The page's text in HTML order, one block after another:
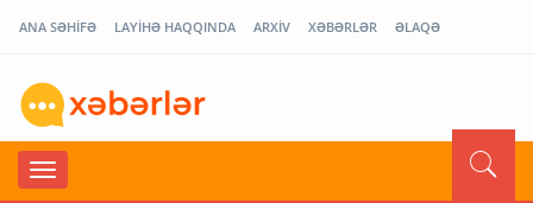
ANA SƏHİFƏ LAYİHƏ HAQQINDA ARXİV XƏBƏRLƏR ƏLAQƏ